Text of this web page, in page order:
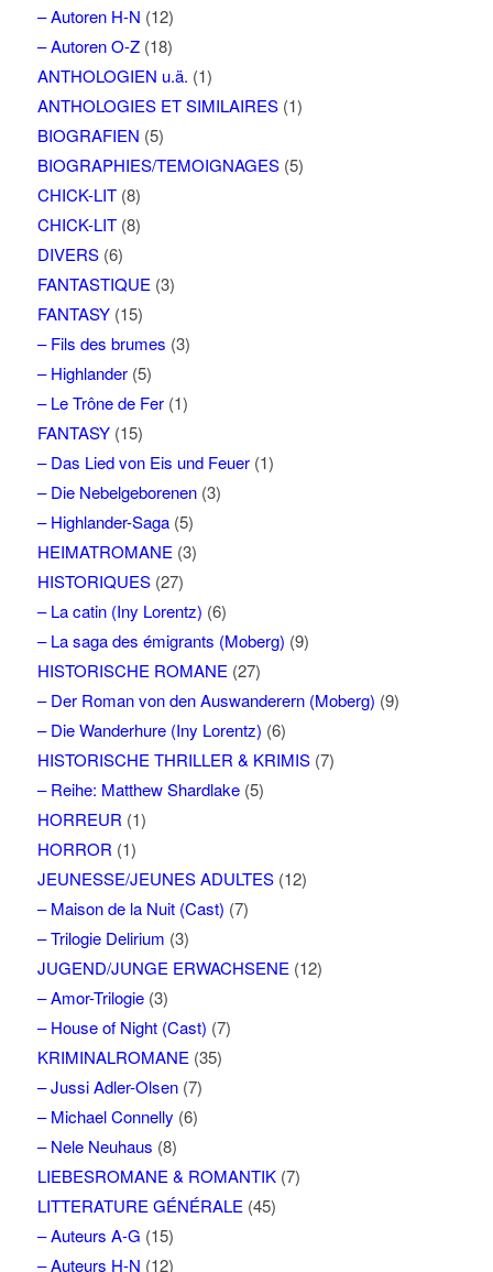
– Autoren H-N (12)
– Autoren O-Z(18)
ANTHOLOGIEN u.ä. (1)
ANTHOLOGIES ET SIMILAIRES(1)
BIOGRAFIEN (5)
BIOGRAPHIES/TEMOIGNAGES(5)
CHICK-LIT(8)
CHICK-LIT(8)
DIVERS(6)
FANTASTIQUE(3)
FANTASY(15)
– Fils des brumes (3)
– Highlander(5)
– Le Trône de Fer(1)
FANTASY(15)
– Das Lied von Eis und Feuer(1)
– Die Nebelgeborenen(3)
– Highlander-Saga(5)
HEIMATROMANE(3)
HISTORIQUES(27)
– La catin (Iny Lorentz) (6)
– La saga des émigrants (Moberg) (9)
HISTORISCHE ROMANE(27)
– Der Roman von den Auswanderern (Moberg) (9)
– Die Wanderhure (Iny Lorentz) (6)
HISTORISCHE THRILLER & KRIMIS(7)
– Reihe: Matthew Shardlake(5)
HORREUR (1)
HORROR (1)
JEUNESSE/JEUNES ADULTES(12)
– Maison de la Nuit (Cast) (7)
– Trilogie Delirium (3)
JUGEND/JUNGE ERWACHSENE(12)
– Amor-Trilogie(3)
– House of Night (Cast) (7)
KRIMINALROMANE(35)
– Jussi Adler-Olsen(7)
– Michael Connelly (6)
– Nele Neuhaus (8)
LIEBESROMANE & ROMANTIK(7)
LITTERATURE GÉNÉRALE(45)
– Auteurs A-G (15)
– Auteurs H-N (12)